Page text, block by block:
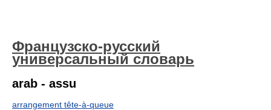
Французско-русский
универсальный словарь
arab - assu
arrangement tête-à-queue